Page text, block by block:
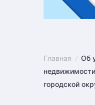
Главная
Об
городской